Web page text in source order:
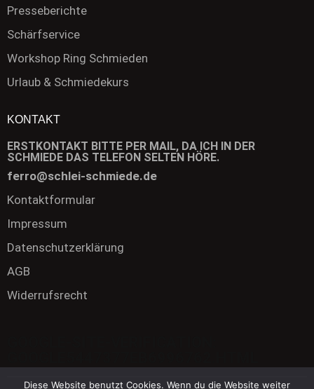
Presseberichte
Schärfservice
Workshop Ring Schmieden
Urlaub & Schmiedekurs
KONTAKT
ERSTKONTAKT BITTE PER MAIL, DA ICH IN DER
SCHMIEDE DAS TELEFON SELTEN HÖRE.
ferro@schlei-schmiede.de
Kontaktformular
Impressum
Datenschutzerklärung
AGB
Widerrufsrecht
Diese Website benutzt Cookies. Wenn du die Website weiter